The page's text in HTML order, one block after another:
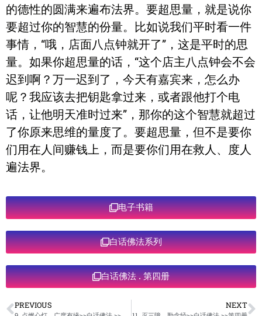
的德性的圆满来遍布法界。要超思量，就是说你
要超过你的智慧的份量。比如说我们平时看一件
事情，“哦，店面八点钟就开了”，这是平时的思
量。如果你超思量的话，“这个店主八点钟会不会
迟到啊？万一迟到了，今天有嘉宾来，怎么办
呢？我应该去把钥匙拿过来，或者跟他打个电
话，让他明天准时过来”，那你的这个智慧就超过
了你原来思维的量度了。要超思量，但不是要你
们用在人间赚钱上，而是要你们用在救人、度人
遍法界。
电子书籍
白话佛法系列
白话佛法 . 第四册
PREVIOUS NEXT